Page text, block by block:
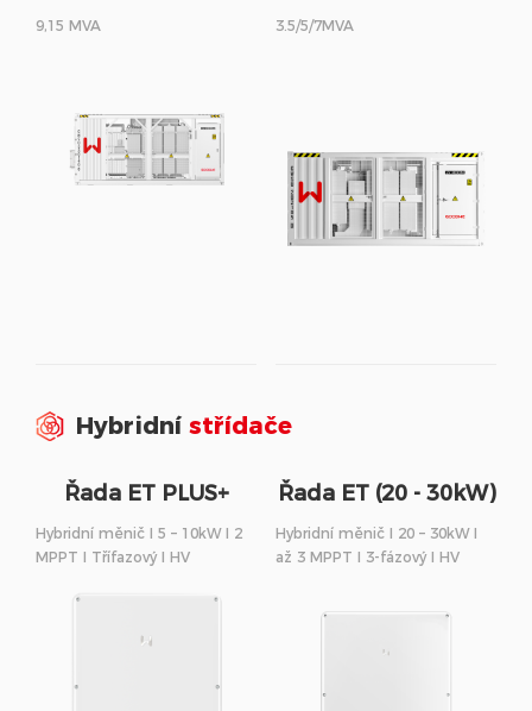
9,15 MVA 3.5/5/7MVA
Hybridní střídače
Řada ET PLUS+
(16A)
Hybridní měnič I 5 – 10kW I 2
MPPT I Třífazový I HV
Řada ET (20 - 30kW)
Hybridní měnič I 20 – 30kW I
až 3 MPPT I 3-fázový I HV